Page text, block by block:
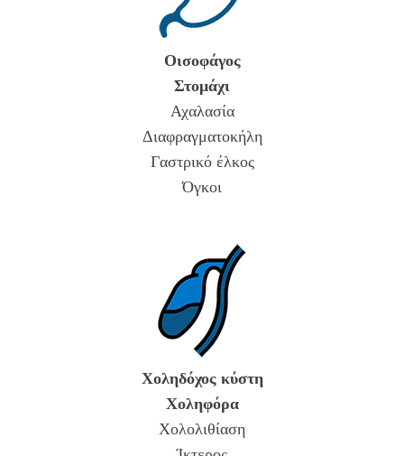
Οισοφάγος
Στομάχι
Αχαλασία
Διαφραγματοκήλη
Γαστρικό έλκος
Όγκοι
Χοληδόχος κύστη
Χοληφόρα
Χολολιθίαση